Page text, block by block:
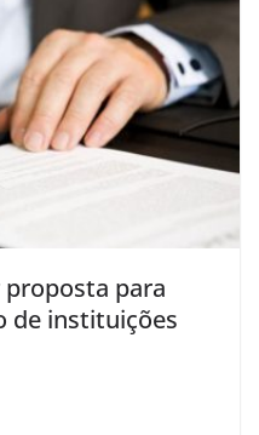
para
de instituições